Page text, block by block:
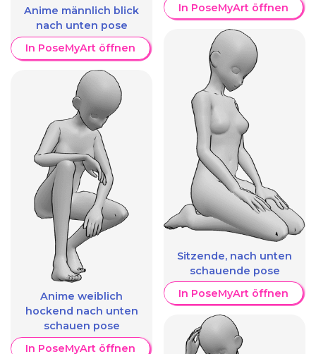
Anime männlich blick
nach unten pose
In PoseMyArt öffnen
Anime weiblich
hockend nach unten
schauen pose
In PoseMyArt öffnen
In PoseMyArt öffnen
Sitzende, nach unten
schauende pose
In PoseMyArt öffnen